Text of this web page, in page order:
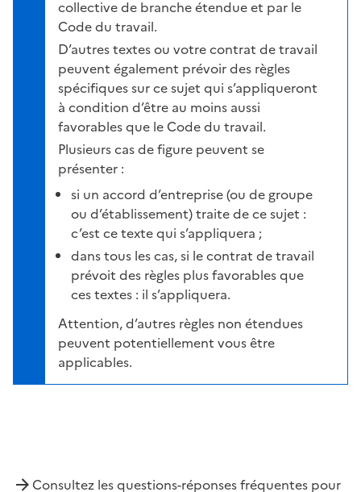
collective de branche étendue et par le
Code du travail.
D’autres textes ou votre contrat de travail
peuvent également prévoir des règles
spécifiques sur ce sujet qui s’appliqueront
à condition d’être au moins aussi
favorables que le Code du travail.
Plusieurs cas de figure peuvent se
présenter :
si un accord d’entreprise (ou de groupe
ou d’établissement) traite de ce sujet :
c’est ce texte qui s’appliquera ;
dans tous les cas, si le contrat de travail
prévoit des règles plus favorables que
ces textes : il s’appliquera.
Attention, d’autres règles non étendues
peuvent potentiellement vous être
applicables.
Consultez les questions-réponses fréquentes pour